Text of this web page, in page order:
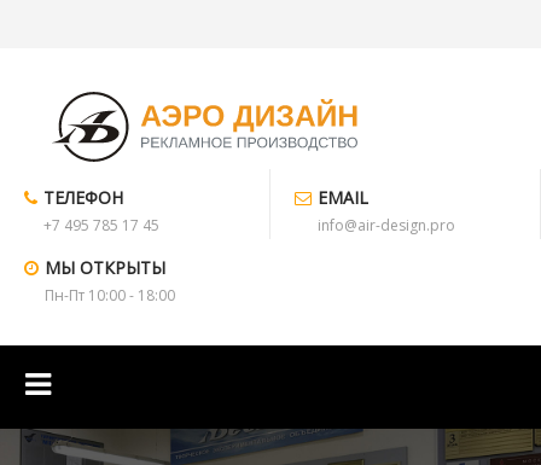
ТЕЛЕФОН
+7 495 785 17 45
EMAIL
info@air-design.pro
МЫ ОТКРЫТЫ
Пн-Пт 10:00 - 18:00